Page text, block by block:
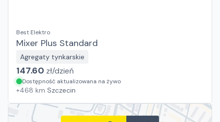
Best Elektro
Mixer Plus Standard
Agregaty tynkarskie
147.60 zł/dzień
Dostępność aktualizowana na żywo
+468 km Szczecin